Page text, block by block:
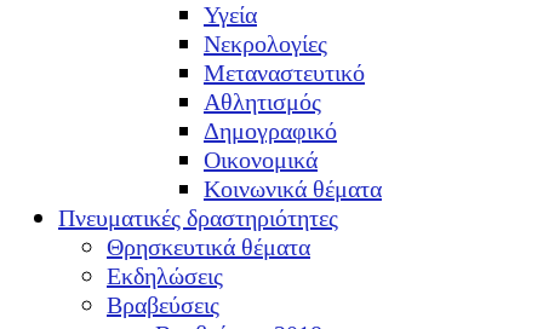
Υγεία
Νεκρολογίες
Μεταναστευτικό
Αθλητισμός
Δημογραφικό
Οικονομικά
Κοινωνικά θέματα
Πνευματικές δραστηριότητες
Θρησκευτικά θέματα
Εκδηλώσεις
Βραβεύσεις